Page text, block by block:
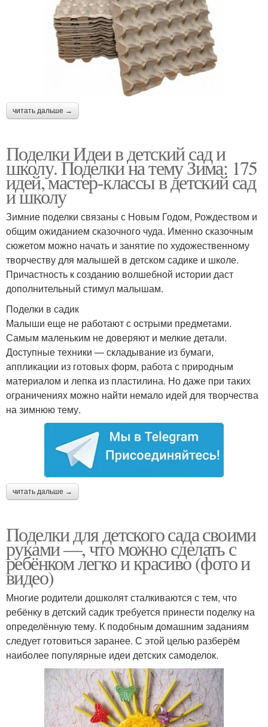
читать дальше →
Поделки Идеи в детский сад и
школу. Поделки на тему Зима: 175
идей, мастер-классы в детский сад
и школу
Зимние поделки связаны с Новым Годом, Рождеством и
общим ожиданием сказочного чуда. Именно сказочным
сюжетом можно начать и занятие по художественному
творчеству для малышей в детском садике и школе.
Причастность к созданию волшебной истории даст
дополнительный стимул малышам.
Поделки в садик
Малыши еще не работают с острыми предметами.
Самым маленьким не доверяют и мелкие детали.
Доступные техники — складывание из бумаги,
аппликации из готовых форм, работа с природным
материалом и лепка из пластилина. Но даже при таких
ограничениях можно найти немало идей для творчества
на зимнюю тему.
читать дальше →
Поделки для детского сада своими
руками —, что можно сделать с
ребёнком легко и красиво (фото и
видео)
Многие родители дошколят сталкиваются с тем, что
ребёнку в детский садик требуется принести поделку на
определённую тему. К подобным домашним заданиям
следует готовиться заранее. С этой целью разберём
наиболее популярные идеи детских самоделок.